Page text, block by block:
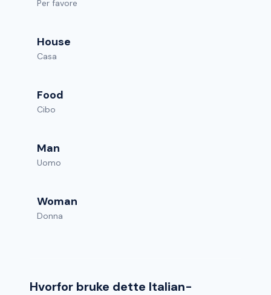
Per favore
House
Casa
Food
Cibo
Man
Uomo
Woman
Donna
Hvorfor bruke dette Italian-